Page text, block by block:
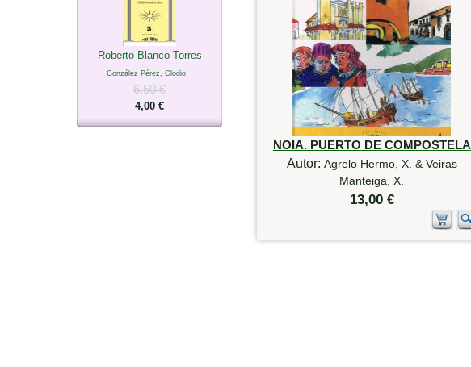
Roberto Blanco Torres
González Pérez, Clodio
6,50 €
4,00 €
NOIA. PUERTO DE COMPOSTELA
Autor: Agrelo Hermo, X. & Veiras
Manteiga, X.
13,00 €